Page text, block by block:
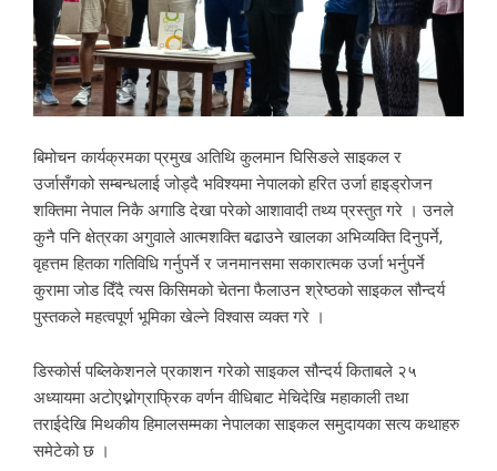
बिमोचन कार्यक्रमका प्रमुख अतिथि कुलमान घिसिङले साइकल र
उर्जासँगको सम्बन्धलाई जोड्दै भविश्यमा नेपालको हरित उर्जा हाइड्रोजन
शक्तिमा नेपाल निकै अगाडि देखा परेको आशावादी तथ्य प्रस्तुत गरे । उनले
कुनै पनि क्षेत्रका अगुवाले आत्मशक्ति बढाउने खालका अभिव्यक्ति दिनुपर्ने,
वृहत्तम हितका गतिविधि गर्नुपर्ने र जनमानसमा सकारात्मक उर्जा भर्नुपर्ने
कुरामा जोड दिँदै त्यस किसिमको चेतना फैलाउन श्रेष्ठको साइकल सौन्दर्य
पुस्तकले महत्वपूर्ण भूमिका खेल्ने विश्वास व्यक्त गरे ।
डिस्कोर्स पब्लिकेशनले प्रकाशन गरेको साइकल सौन्दर्य किताबले २५
अध्यायमा अटोएथ्नोग्राफ्रिक वर्णन वीधिबाट मेचिदेखि महाकाली तथा
तराईदेखि मिथकीय हिमालसम्मका नेपालका साइकल समुदायका सत्य कथाहरु
समेटेको छ ।